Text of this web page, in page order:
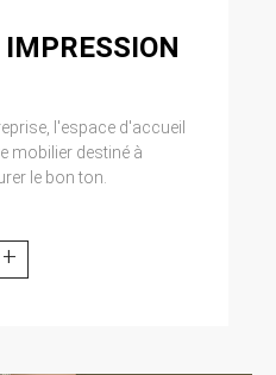
l'espace d'accueil
mobilier destiné à
le bon ton.
+